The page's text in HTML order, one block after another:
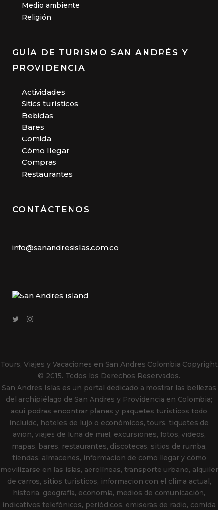
Medio ambiente
Religión
GUÍA DE TURISMO SAN ANDRÉS Y
PROVIDENCIA
Actividades
Sitios turísticos
Bebidas
Bares
Comida
Cómo llegar
Compras
Restaurantes
CONTÁCTENOS
info@sanandresislas.com.co
Tours, Viajes y Vacaciones en San Andres Colombia Copyright
© 2015. Todos los Derechos Reservados.
San Andres Islas es un portal dedicado a mostrar las bellezas
del archipiélago de San Andres y Providencia en Colombia;
aqui podras encontrar planes y paquetes turisticos todo
incluido, hoteles de lujo o económicos, tours, tiquetes de
avión, viajes de luna de miel, excursiones, fotos, videos,
mapas, bares, restaurantes, discotecas, sitios de rumba,
tiendas, almacenes, informacion de como llegar y cómo
movilizarse en las islas, aerolíneas, transporte urbano, alquiler
de carros, sitios turisticos, informacion con el clima actual,
historia, geografía, economía, medios de comunicación,
indicativos telefónicos, periódicos, emisoras de radio, comida